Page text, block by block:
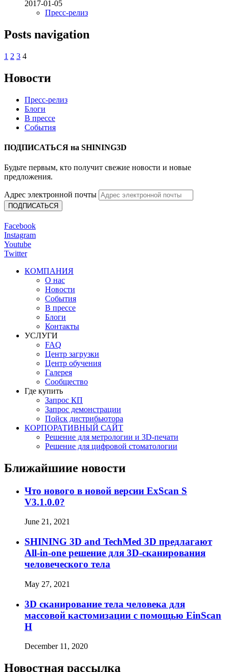
2017-01-05
Пресс-релиз
Posts navigation
1 2 3 4
Новости
Пресс-релиз
Блоги
В прессе
События
ПОДПИСАТЬСЯ на SHINING3D
Будьте первым, кто получит свежие новости и новые
предложения.
Адрес электронной почты
Facebook
Instagram
Youtube
Twitter
КОМПАНИЯ
О нас
Новости
События
В прессе
Блоги
Контакты
УСЛУГИ
FAQ
Центр загрузки
Центр обучения
Галерея
Сообщество
Где купить
Запрос КП
Запрос демонстрации
Пойск дистрибьютора
КОРПОРАТИВНЫЙ САЙТ
Решение для метрологии и 3D-печати
Решение для цифровой стоматологии
Ближайшиие новости
Что нового в новой версии ExScan S
V3.1.0.0?
June 21, 2021
SHINING 3D and TechMed 3D предлагают
All-in-one решение для 3D-сканирования
человеческого тела
May 27, 2021
3D сканирование тела человека для
массовой кастомизации с помощью EinScan
H
December 11, 2020
Новостная рассылка